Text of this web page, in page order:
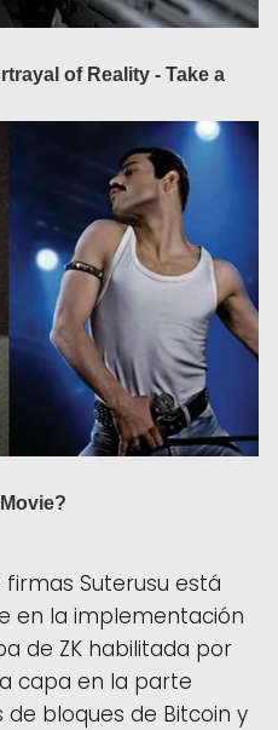
Suterusu está
en la implementación
de ZK habilitada por
capa en la parte
bloques de Bitcoin y